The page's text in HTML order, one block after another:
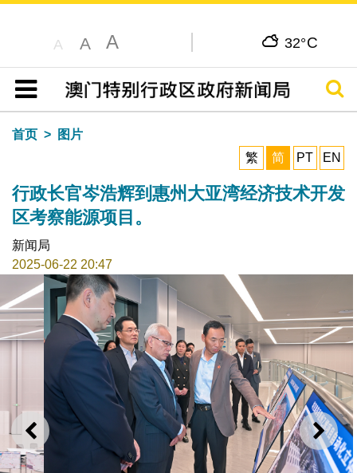
A A A 32°C
目录
搜寻
首页
图片
繁
简 PT EN
行政长官岑浩辉到惠州大亚湾经济技术开发
区考察能源项目。
新闻局
2025-06-22 20:47
上一则 下一